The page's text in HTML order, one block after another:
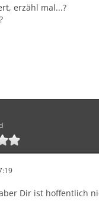
erzähl mal...?
Dir ist hoffentlich